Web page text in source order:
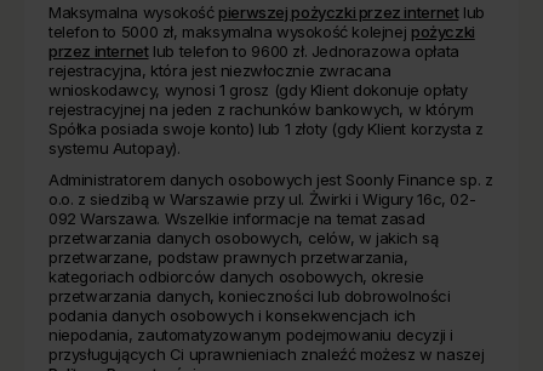
Maksymalna wysokość pierwszej pożyczki przez internetlub
telefon to 5000 zł, maksymalna wysokość kolejnej pożyczki
przez internetlub telefon to 9600 zł. Jednorazowa opłata
rejestracyjna, która jest niezwłocznie zwracana
wnioskodawcy, wynosi 1 grosz (gdy Klient dokonuje opłaty
rejestracyjnej na jeden z rachunków bankowych, w którym
Spółka posiada swoje konto) lub 1 złoty (gdy Klient korzysta z
systemu Autopay).
Administratorem danych osobowych jest Soonly Finance sp. z
o.o. z siedzibą w Warszawie przy ul. Żwirki i Wigury 16c, 02-
092 Warszawa. Wszelkie informacje na temat zasad
przetwarzania danych osobowych, celów, w jakich są
przetwarzane, podstaw prawnych przetwarzania,
kategoriach odbiorców danych osobowych, okresie
przetwarzania danych, konieczności lub dobrowolności
podania danych osobowych i konsekwencjach ich
niepodania, zautomatyzowanym podejmowaniu decyzji i
przysługujących Ci uprawnieniach znaleźć możesz w naszej